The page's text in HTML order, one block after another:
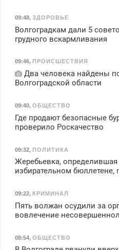
09:48, ЗДОРОВЬЕ
Волгоградкам дали 5
грудного вскармливания
09:46, ПРОИСШЕСТВИЯ
Два человека найдены
Волгоградской области
09:40, ОБЩЕСТВО
Где продают безопасные
проверило Роскачество
09:32, ПОЛИТИКА
Жеребьевка, определившая
избирательном
09:22, КРИМИНАЛ
Пять волжан осудили за
вовлечение
08:54, ОБЩЕСТВО